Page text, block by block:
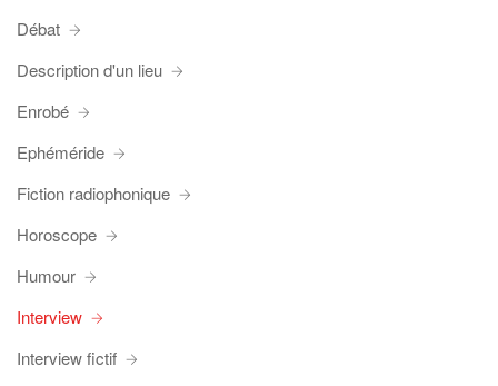
Débat
Description d'un lieu
Enrobé
Ephéméride
Fiction radiophonique
Horoscope
Humour
Interview
Interview fictif